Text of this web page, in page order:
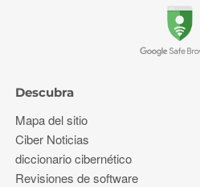
Descubra
Mapa del sitio
Ciber Noticias
diccionario cibernético
Revisiones de software